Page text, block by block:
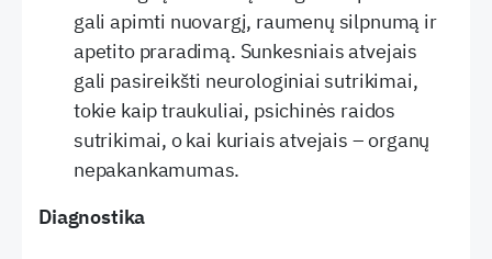
gali apimti nuovargį, raumenų silpnumą ir
apetito praradimą. Sunkesniais atvejais
gali pasireikšti neurologiniai sutrikimai,
tokie kaip traukuliai, psichinės raidos
sutrikimai, o kai kuriais atvejais – organų
nepakankamumas.
Diagnostika